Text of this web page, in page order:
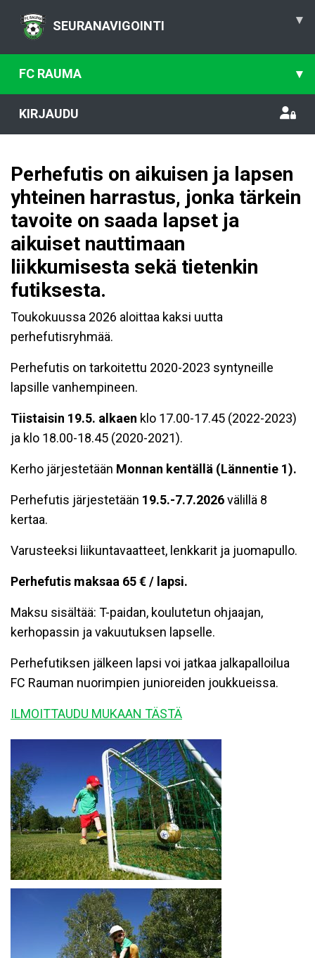
SEURANAVIGOINTI ▾
FC RAUMA ▾
KIRJAUDU
Perhefutis on aikuisen ja lapsen
yhteinen harrastus, jonka tärkein
tavoite on saada lapset ja
aikuiset nauttimaan
liikkumisesta sekä tietenkin
futiksesta.
Toukokuussa 2026 aloittaa kaksi uutta
perhefutisryhmää.
Perhefutis on tarkoitettu 2020-2023 syntyneille
lapsille vanhempineen.
Tiistaisin 19.5. alkaen klo 17.00-17.45 (2022-2023)
ja klo 18.00-18.45 (2020-2021).
Kerho järjestetään Monnan kentällä (Lännentie 1).
Perhefutis järjestetään 19.5.-7.7.2026välillä 8
kertaa.
Varusteeksi liikuntavaatteet, lenkkarit ja juomapullo.
Perhefutis maksaa 65 € / lapsi.
Maksu sisältää: T-paidan, koulutetun ohjaajan,
kerhopassin ja vakuutuksen lapselle.
Perhefutiksen jälkeen lapsi voi jatkaa jalkapalloilua
FC Rauman nuorimpien junioreiden joukkueissa.
ILMOITTAUDU MUKAAN TÄSTÄ